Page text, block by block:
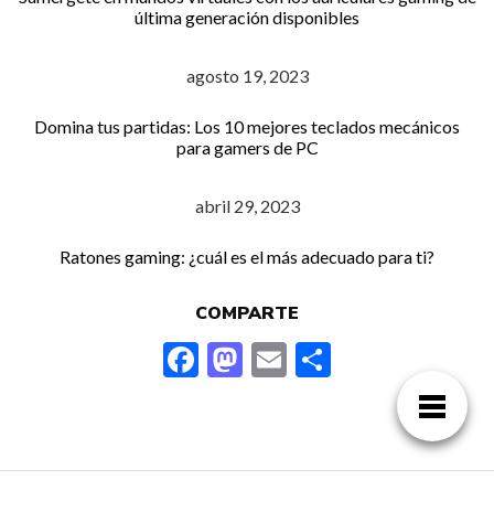
última generación disponibles
agosto 19, 2023
Domina tus partidas: Los 10 mejores teclados mecánicos
para gamers de PC
abril 29, 2023
Ratones gaming: ¿cuál es el más adecuado para ti?
COMPARTE
F
b
M
d
E
l
p